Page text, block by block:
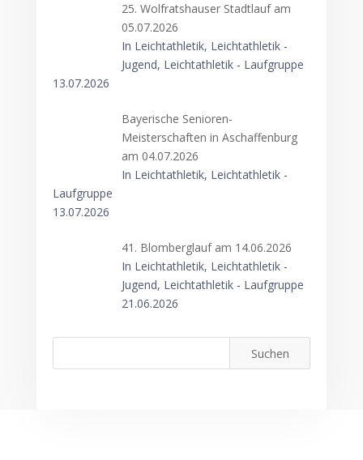
25. Wolfratshauser Stadtlauf am
05.07.2026
In Leichtathletik, Leichtathletik -
Jugend, Leichtathletik - Laufgruppe
13.07.2026
Bayerische Senioren-
Meisterschaften in Aschaffenburg
am 04.07.2026
In Leichtathletik, Leichtathletik -
Laufgruppe
13.07.2026
41. Blomberglauf am 14.06.2026
In Leichtathletik, Leichtathletik -
Jugend, Leichtathletik - Laufgruppe
21.06.2026